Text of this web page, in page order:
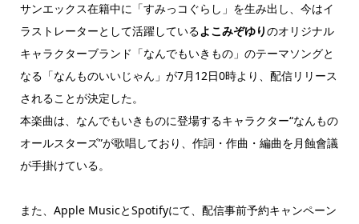
サンエックス在籍中に「すみっコぐらし」を生み出し、今はイ
ラストレーターとして活躍しているよこみぞゆりのオリジナル
キャラクターブランド「なんでもいきもの」のテーマソングと
なる「なんものいいじゃん」が7月12日0時より、配信リリース
されることが決定した。
本楽曲は、なんでもいきものに登場するキャラクター“なんもの
オールスターズ”が歌唱しており、作詞・作曲・編曲を月蝕會議
が手掛けている。
また、Apple MusicとSpotifyにて、配信事前予約キャンペーン